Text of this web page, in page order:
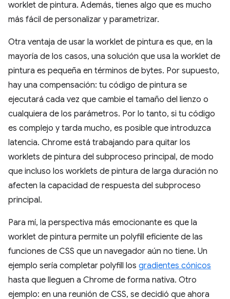
worklet de pintura. Además, tienes algo que es mucho
más fácil de personalizar y parametrizar.
Otra ventaja de usar la worklet de pintura es que, en la
mayoría de los casos, una solución que usa la worklet de
pintura es pequeña en términos de bytes. Por supuesto,
hay una compensación: tu código de pintura se
ejecutará cada vez que cambie el tamaño del lienzo o
cualquiera de los parámetros. Por lo tanto, si tu código
es complejo y tarda mucho, es posible que introduzca
latencia. Chrome está trabajando para quitar los
worklets de pintura del subproceso principal, de modo
que incluso los worklets de pintura de larga duración no
afecten la capacidad de respuesta del subproceso
principal.
Para mí, la perspectiva más emocionante es que la
worklet de pintura permite un polyfill eficiente de las
funciones de CSS que un navegador aún no tiene. Un
ejemplo sería completar polyfill los gradientes cónicos
hasta que lleguen a Chrome de forma nativa. Otro
ejemplo: en una reunión de CSS, se decidió que ahora